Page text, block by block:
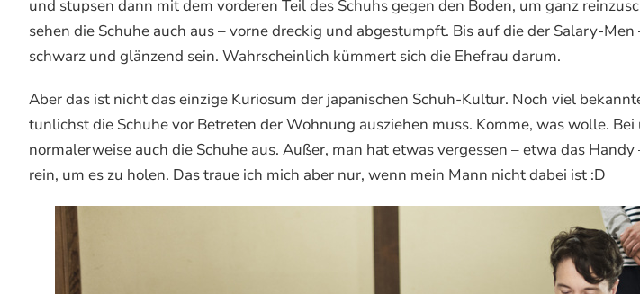
und stupsen dann mit dem vorderen Teil des Schuhs gegen den Boden, um ganz
sehen die Schuhe auch aus – vorne dreckig und abgestumpft. Bis auf die der Salary-
schwarz und glänzend sein. Wahrscheinlich kümmert sich die Ehefrau darum.
Aber das ist nicht das einzige Kuriosum der japanischen Schuh-Kultur. Noch viel
tunlichst die Schuhe vor Betreten der Wohnung ausziehen muss. Komme, was wolle. Bei
normalerweise auch die Schuhe aus. Außer, man hat etwas vergessen – etwa das
rein, um es zu holen. Das traue ich mich aber nur, wenn mein Mann nicht dabei ist :D